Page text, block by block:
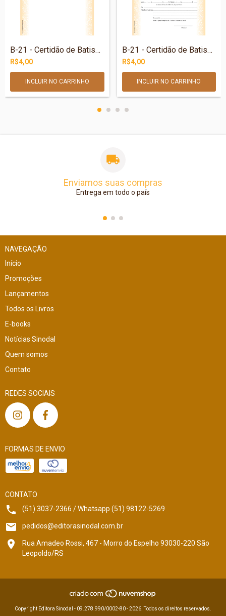
B-21 - Certidão de Batismo – Fonte batis...
R$4,00
B-21 - Certidão de Batismo – Fonte batis...
R$4,00
Enviamos suas compras
Entrega em todo o país
NAVEGAÇÃO
Início
Promoções
Lançamentos
Todos os Livros
E-books
Notícias Sinodal
Quem somos
Contato
REDES SOCIAIS
FORMAS DE ENVIO
CONTATO
(51) 3037-2366 / Whatsapp (51) 98122-5269
pedidos@editorasinodal.com.br
Rua Amadeo Rossi, 467 - Morro do Espelho 93030-220 São
Leopoldo/RS
Copyright Editora Sinodal - 09.278.990/0002-80 - 2026. Todos os direitos reservados.